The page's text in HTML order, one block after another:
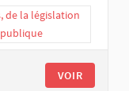
de la législation
VOIR